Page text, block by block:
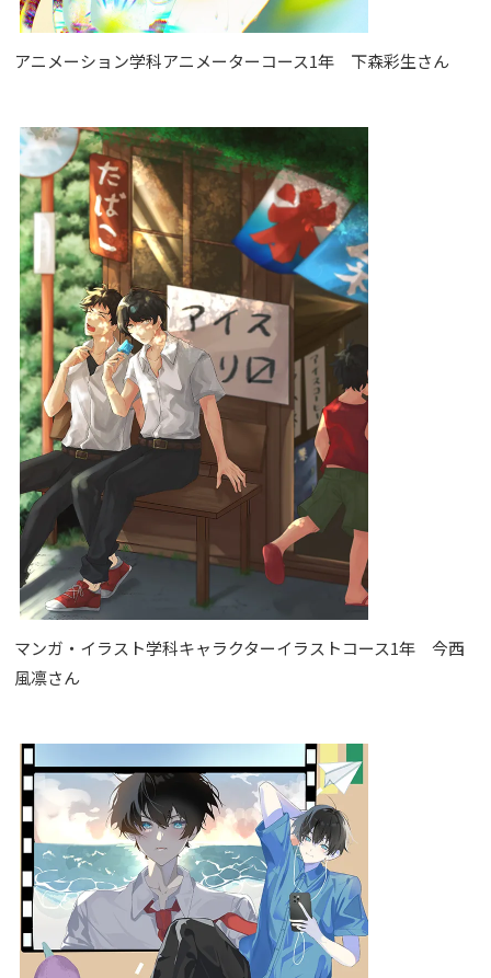
アニメーション学科アニメーターコース1年 下森彩生さん
マンガ・イラスト学科キャラクターイラストコース1年 今西
風凛さん